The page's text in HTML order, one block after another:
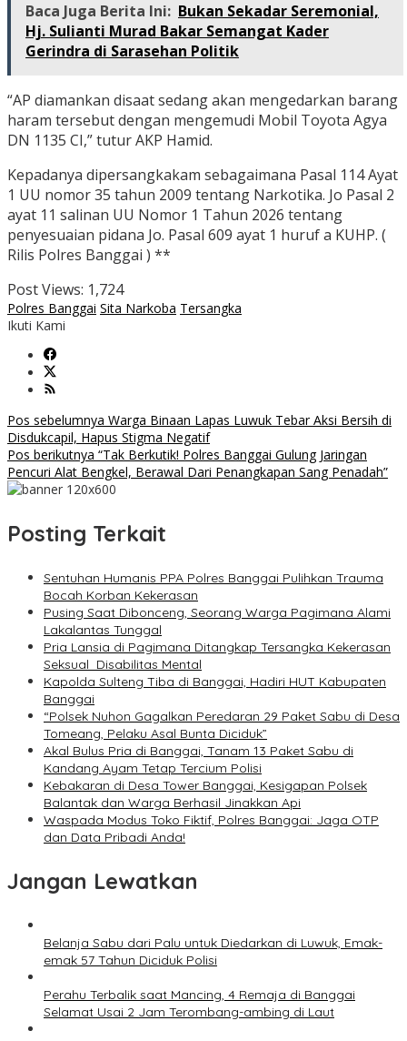
Baca Juga Berita Ini: Bukan Sekadar Seremonial,
Hj. Sulianti Murad Bakar Semangat Kader
Gerindra di Sarasehan Politik
“AP diamankan disaat sedang akan mengedarkan barang
haram tersebut dengan mengemudi Mobil Toyota Agya
DN 1135 CI,” tutur AKP Hamid.
Kepadanya dipersangkakam sebagaimana Pasal 114 Ayat
1 UU nomor 35 tahun 2009 tentang Narkotika. Jo Pasal 2
ayat 11 salinan UU Nomor 1 Tahun 2026 tentang
penyesuaian pidana Jo. Pasal 609 ayat 1 huruf a KUHP. (
Rilis Polres Banggai ) **
Post Views: 1,724
Polres Banggai Sita Narkoba Tersangka
Ikuti Kami
Navigasi
pos
Pos sebelumnya Warga Binaan Lapas Luwuk Tebar Aksi Bersih di
Disdukcapil, Hapus Stigma Negatif
Pos berikutnya “Tak Berkutik! Polres Banggai Gulung Jaringan
Pencuri Alat Bengkel, Berawal Dari Penangkapan Sang Penadah”
Posting Terkait
Sentuhan Humanis PPA Polres Banggai Pulihkan Trauma
Bocah Korban Kekerasan
Pusing Saat Dibonceng, Seorang Warga Pagimana Alami
Lakalantas Tunggal
Pria Lansia di Pagimana Ditangkap Tersangka Kekerasan
Seksual Disabilitas Mental
Kapolda Sulteng Tiba di Banggai, Hadiri HUT Kabupaten
Banggai
“Polsek Nuhon Gagalkan Peredaran 29 Paket Sabu di Desa
Tomeang, Pelaku Asal Bunta Diciduk”
Akal Bulus Pria di Banggai, Tanam 13 Paket Sabu di
Kandang Ayam Tetap Tercium Polisi
Kebakaran di Desa Tower Banggai, Kesigapan Polsek
Balantak dan Warga Berhasil Jinakkan Api
Waspada Modus Toko Fiktif, Polres Banggai: Jaga OTP
dan Data Pribadi Anda!
Jangan Lewatkan
Belanja Sabu dari Palu untuk Diedarkan di Luwuk, Emak-
emak 57 Tahun Diciduk Polisi
Perahu Terbalik saat Mancing, 4 Remaja di Banggai
Selamat Usai 2 Jam Terombang-ambing di Laut